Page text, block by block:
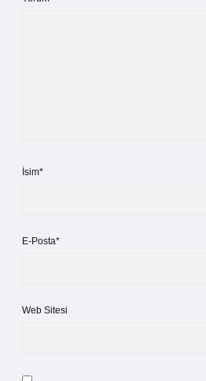
İsim*
E-Posta*
Web Sitesi